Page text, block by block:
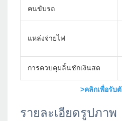
คนขับรถ
แหล่งจ่ายไฟ
การควบคุมลิ้นชักเงินสด
>คลิกเพื่อรับ
รายละเอียดรูปภาพ